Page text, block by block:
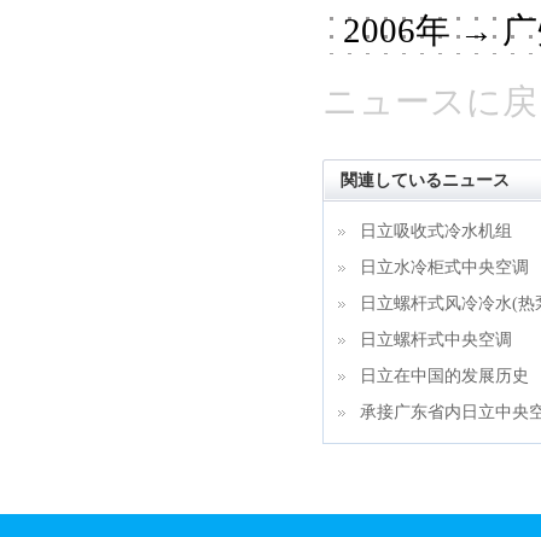
2006年 →
ニュースに
関連しているニュース
日立吸收式冷水机组
日立水冷柜式中央空调
日立螺杆式风冷冷水(热
日立螺杆式中央空调
日立在中国的发展历史
承接广东省内日立中央